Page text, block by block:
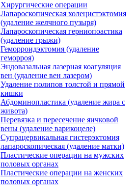
Хирургические операции
Лапароскопическая холецистэктомия
(удаление желчного пузыря)
Лапароскопическая герниопоастика
(удаление грыжи)
Геморроидэктомия (удаление
геморроя)
Эндовазальная лазерная коагуляция
вен (удаление вен лазером)
Удаление полипов толстой и прямой
кишки
Абдоминопластика (удаление жира с
живота)
Перевязка и пересечение яичковой
вены (удаление варикоцеле)
Супрацервикальная гистерэктомия
лапароскопическая (удаление матки)
Пластические операции на мужских
половых органах
Пластические операции на женских
половых органах